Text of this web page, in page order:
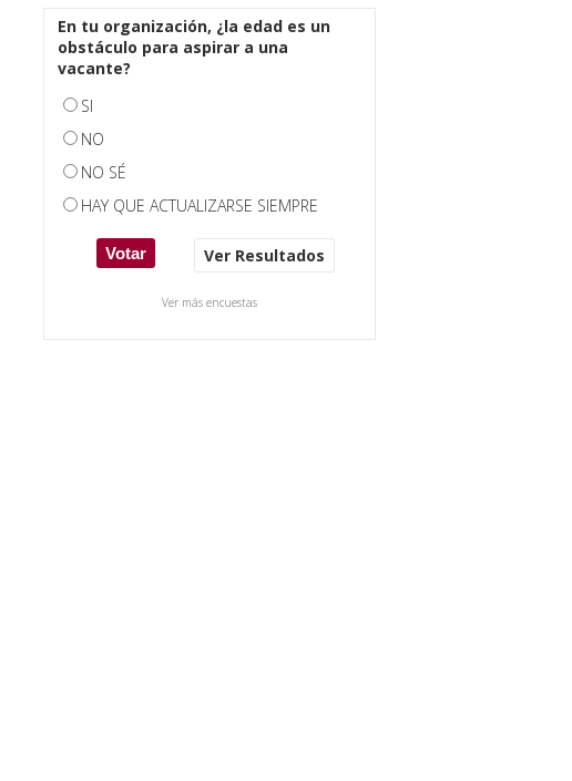
En tu organización, ¿la edad es un
obstáculo para aspirar a una
vacante?
SI
NO
NO SÉ
HAY QUE ACTUALIZARSE SIEMPRE
Ver Resultados
Ver más encuestas